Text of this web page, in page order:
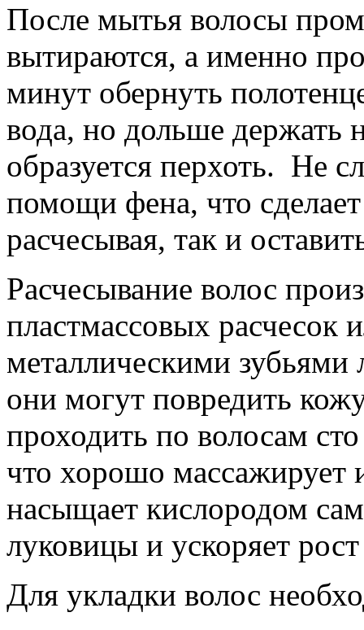
После мытья волосы
вытираются, а именно
минут обернуть
вода, но дольше держать
образуется перхоть. Не
помощи фена, что
расчесывая, так и
Расчесывание волос
пластмассовых расчесок
металлическими зубьями
они могут повредить
проходить по волосам
что хорошо массажирует
насыщает кислородом
луковицы и ускоряет
Для укладки волос